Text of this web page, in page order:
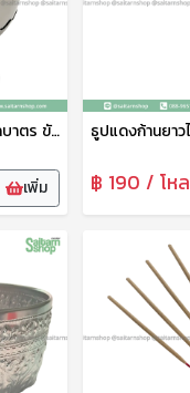
พานขัน+ทัพพี ชุดขันตักบาตร ขันน้ำพร้อมพานรองลายไทย พานรองสแตนเลส 20 ซม. จากัวร์
เพิ่ม ฿ 190 / โหล